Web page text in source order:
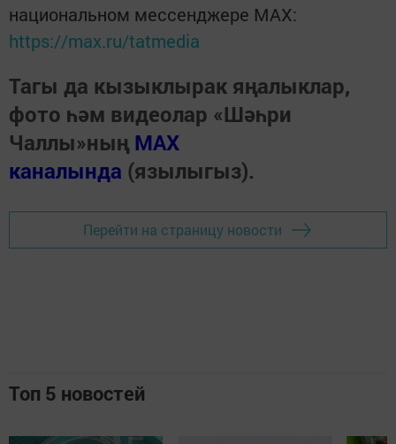
национальном мессенджере MАХ:
https://max.ru/tatmedia
Тагы да кызыклырак яңалыклар,
фото һәм видеолар «Шәһри
Чаллы»ның MAX
каналында (язылыгыз).
Перейти на страницу новости
Топ 5 новостей